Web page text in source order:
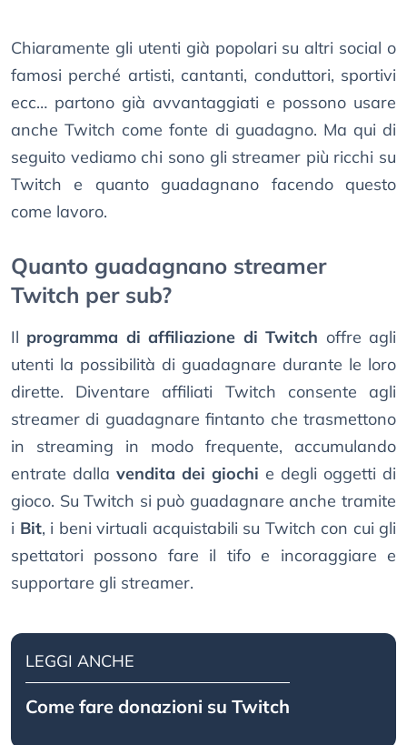
Chiaramente gli utenti già popolari su altri social o
famosi perché artisti, cantanti, conduttori, sportivi
ecc… partono già avvantaggiati e possono usare
anche Twitch come fonte di guadagno. Ma qui di
seguito vediamo chi sono gli streamer più ricchi su
Twitch e quanto guadagnano facendo questo
come lavoro.
Quanto guadagnano streamer
Twitch per sub?
Il programma di affiliazione di Twitch offre agli
utenti la possibilità di guadagnare durante le loro
dirette. Diventare affiliati Twitch consente agli
streamer di guadagnare fintanto che trasmettono
in streaming in modo frequente, accumulando
entrate dalla vendita dei giochi e degli oggetti di
gioco. Su Twitch si può guadagnare anche tramite
i Bit, i beni virtuali acquistabili su Twitch con cui gli
spettatori possono fare il tifo e incoraggiare e
supportare gli streamer.
LEGGI ANCHE
Come fare donazioni su Twitch